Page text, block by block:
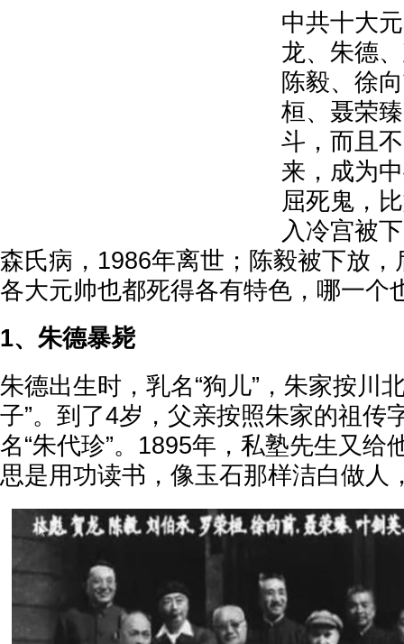
中共十大
龙、朱德
陈毅、徐
桓、聂荣
斗，而且
来，成为
屈死鬼，
入冷宫被
森氏病，1986年离世；陈毅被下放
各大元帅也都死得各有特色，哪一
1、朱德暴毙
朱德出生时，乳名“狗儿”，朱家按川
子”。到了4岁，父亲按照朱家的祖传
名“朱代珍”。1895年，私塾先生又给
思是用功读书，像玉石那样洁白做人